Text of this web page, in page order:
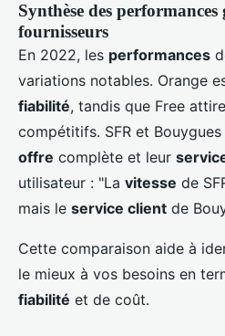
Synthèse des performances
fournisseurs
En 2022, les performances
variations notables. Orange
fiabilité, tandis que Free
compétitifs. SFR et
offre complète et leur
utilisateur : "La vitesse de
mais le service client de
Cette comparaison aide à
le mieux à vos besoins en
fiabilité et de coût.